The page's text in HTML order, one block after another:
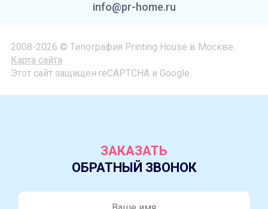
info@pr-home.ru
2008-2026 © Типография Printing House в Москве.
Карта сайта
Этот сайт защищен reCAPTCHA и Google.
ЗАКАЗАТЬ
ОБРАТНЫЙ ЗВОНОК